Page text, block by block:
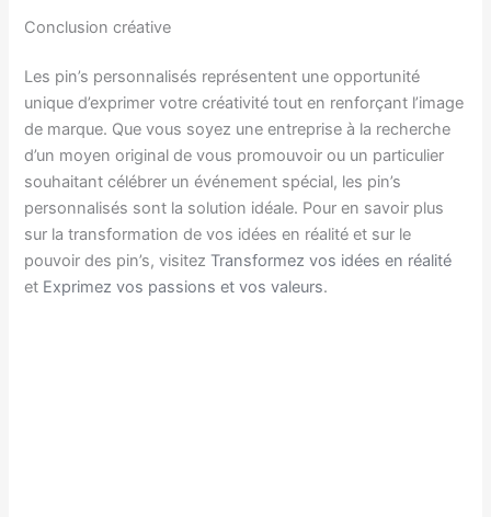
Conclusion créative
Les pin’s personnalisés représentent une opportunité
unique d’exprimer votre créativité tout en renforçant l’image
de marque. Que vous soyez une entreprise à la recherche
d’un moyen original de vous promouvoir ou un particulier
souhaitant célébrer un événement spécial, les pin’s
personnalisés sont la solution idéale. Pour en savoir plus
sur la transformation de vos idées en réalité et sur le
pouvoir des pin’s, visitezTransformez vos idées en réalité
et Exprimez vos passions et vos valeurs.